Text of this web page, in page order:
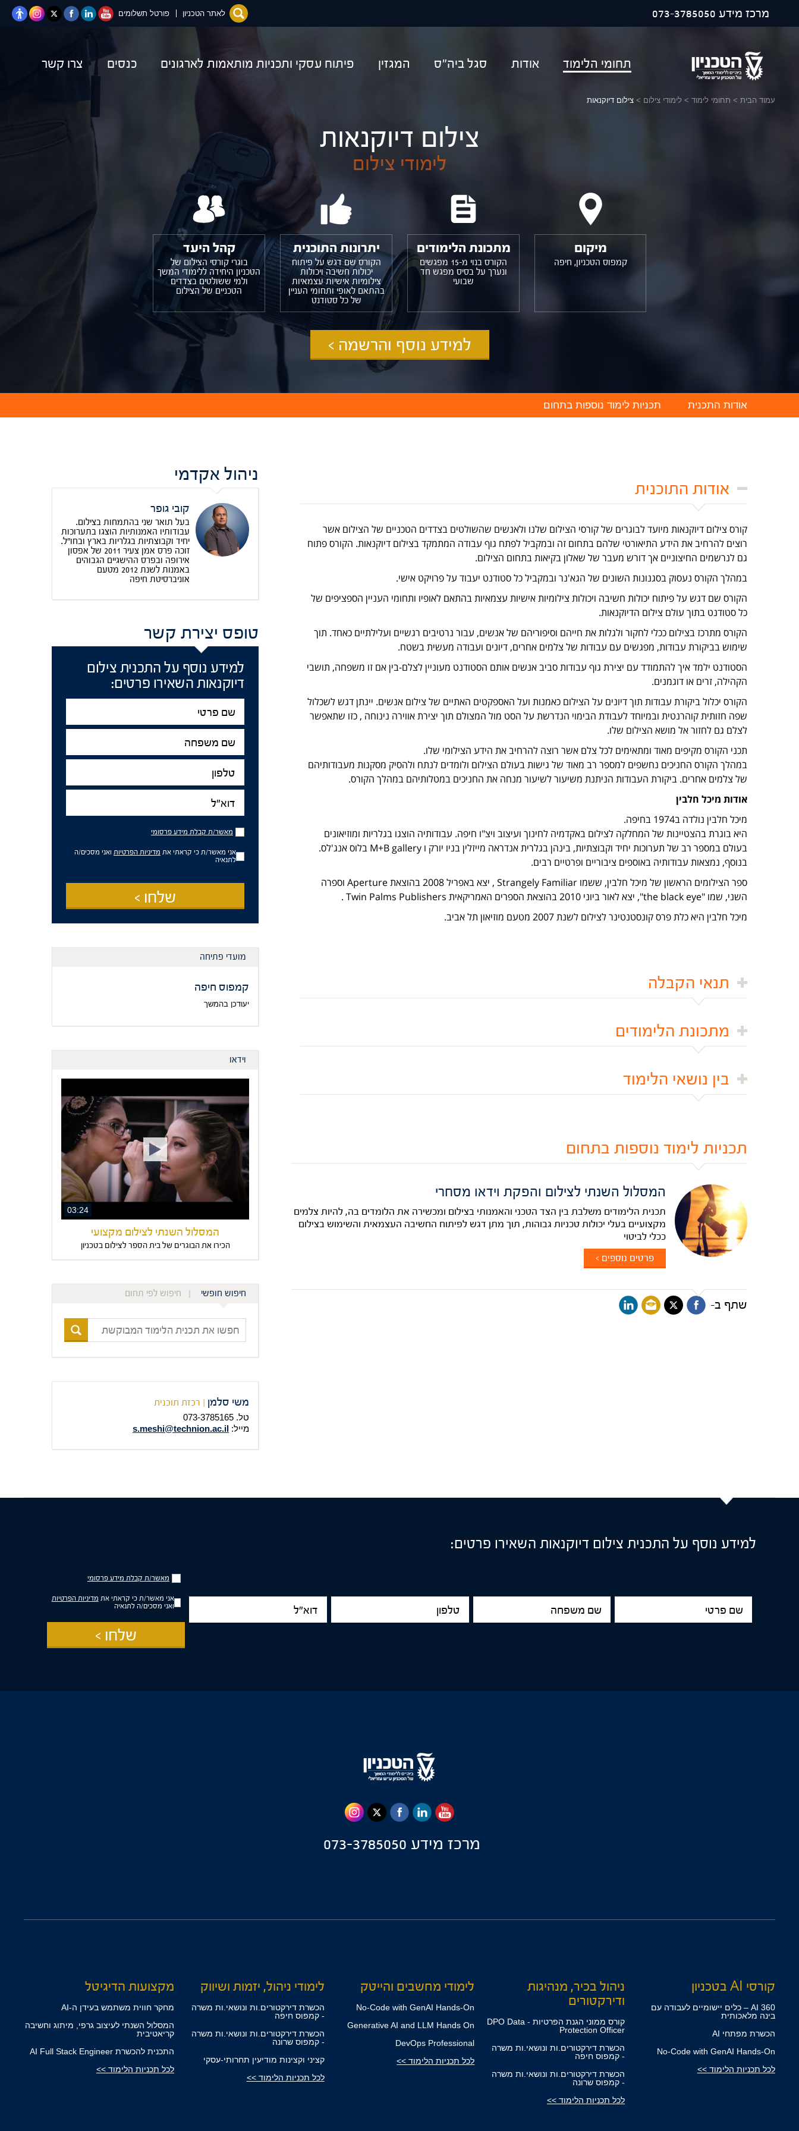
תחומי הלימוד אודות סגל ביה"ס המגזין פיתוח עסקי ותכניות מותאמות לארגונים כנסים צרו קשר
לאתר הטכניון פורטל תשלומים יוטיוב לינקדאיןפייסבוקטוויטרInstagram מרכז מידע
עמוד הבית > תחומי לימוד > לימודי צילום > צילום דיוקנאות
צילום דיוקנאות
לימודי צילום
מיקום
קמפוס הטכניון, חיפה
מתכונת הלימודים
הקורס בנוי מ-15 מפגשים
ונערך על בסיס מפגש חד
שבועי
יתרונות התוכנית
הקורס שם דגש על פיתוח
יכולות חשיבה ויכולות
צילומיות אישיות עצמאיות
בהתאם לאופי ותחומי העניין
של כל סטודנט
קהל היעד
בוגרי קורסי הצילום של
הטכניון היחידה ללימודי המשך
ולמי ששולטים בצדדים
הטכניים של הצילום
למידע נוסף והרשמה >
אודות התכנית תכניות לימוד נוספות בתחום
אודות התוכנית
קורס צילום דיוקנאות מיועד לבוגרים של קורסי הצילום שלנו ולאנשים שהשולטים בצדדים הטכניים של הצילום אשר
רוצים להרחיב את הידע התיאורטי שלהם בתחום זה ובמקביל לפתח גוף עבודה המתמקד בצילום דיוקנאות. הקורס פתוח
גם לנרשמים החיצוניים אך דורש מעבר של שאלון בקיאות בתחום הצילום.
במהלך הקורס נעסוק בסגנונות השונים של הגא'נר ובמקביל כל סטודנט יעבוד על פרויקט אישי.
הקורס שם דגש על פיתוח יכולות חשיבה ויכולות צילומיות אישיות עצמאיות בהתאם לאופיו ותחומי העניין הספציפים של
כל סטודנט בתוך עולם צילום הדיוקנאות.
הקורס מתרכז בצילום ככלי לחקור ולגלות את חייהם וסיפוריהם של אנשים, עבור נרטיבים רגשיים ועלילתיים כאחד. תוך
שימוש בביקורת עבודות, מפגשים עם עבודות של צלמים אחרים, דיונים ועבודה מעשית בשטח.
הסטודנט ילמד איך להתמודד עם יצירת גוף עבודות סביב אנשים אותם הסטודנט מעוניין לצלם-בין אם זו משפחה, תושבי
הקהילה, זרים או דוגמנים.
הקורס יכלול ביקורת עבודות תוך דיונים על הצילום כאמנות ועל האספקטים האתיים של צילום אנשים. יינתן דגש לשכלול
שפה חזותית קוהרנטית ובמיוחד לעבודת הבימוי הנדרשת על הסט מול המצולם תוך יצירת אווירה נינוחה , כזו שתאפשר
לצלם גם לחזור אל מושא הצילום שלו. ‎
תכני הקורס מקיפים מאוד ומתאימים לכל צלם אשר רוצה להרחיב את הידע הצילומי שלו.
במהלך הקורס החניכים נחשפים למספר רב מאוד של גישות בעולם הצילום ולומדים לנתח ולהסיק מסקנות מעבודותיהם
של צלמים אחרים. ביקורת העבודות הניתנת משיעור לשיעור מנחה את החניכים במטלותיהם במהלך הקורס.
אודות מיכל חלבין
מיכל חלבין נולדה ב1974 בחיפה.
היא בוגרת בהצטיינות של המחלקה לצילום באקדמיה לחינוך ועיצוב ויצ"ו חיפה. עבודותיה הוצגו בגלריות ומוזיאונים
בעולם במספר רב של תערוכות יחיד וקבוצתיות, בינהן בגלרית אנדראה מייזלין בניו יורק ו M+B gallery בלוס אנג'לס.
בנוסף, נמצאות עבודותיה באוספים ציבוריים ופרטיים רבים.
ספר הצילומים הראשון של מיכל חלבין, ששמו Strangely Familiar , יצא באפריל 2008 בהוצאת Aperture וספרה
השני, שמו "the black eye", יצא לאור ביוני 2010 בהוצאת הספרים האמריקאית Twin Palms Publishers .
מיכל חלבין היא כלת פרס קונסטנטינר לצילום לשנת 2007 מטעם מוזיאון תל אביב.
תנאי הקבלה
מתכונת הלימודים
בין נושאי הלימוד
תכניות לימוד נוספות בתחום
המסלול השנתי לצילום והפקת וידאו מסחרי
תכנית הלימודים משלבת בין הצד הטכני והאמנותי בצילום ומכשירה את הלומדים בה, להיות צלמים
מקצועיים בעלי יכולות טכניות גבוהות, תוך מתן דגש לפיתוח החשיבה העצמאית והשימוש בצילום
ככלי לביטוי
פרטים נוספים >
שתף ב-
ניהול אקדמי
קובי גופר
בעל תואר שני בהתמחות בצילום.
עבודותיו האמנותיות הוצגו בתערוכות
יחיד וקבוצתיות בגלריות בארץ ובחו"ל.
זוכה פרס אמן צעיר 2011 של אפסון
אירופה ובפרס ההישגיים הגבוהים
באמנות לשנת 2012 מטעם
אוניברסיטת חיפה
טופס יצירת קשר
למידע נוסף על התכנית צילום
דיוקנאות השאירו פרטים:
שם
פרטי
שם
משפחה
טלפון
דוא"ל
מאשר/ת
קבלת
פרסומי
מאשר/ת קבלת מידע פרסומי
אני מאשר/ת כי קראתי את מדיניות הפרטיות ואני מסכים/ה
לתנאיה
שלחו >
מועדי פתיחה
קמפוס חיפה
יעודכן בהמשך
וידאו
03:24
המסלול השנתי לצילום מקצועי
הכירו את הבוגרים של בית הספר לצילום בטכניון
חיפוש חופשי חיפוש לפי תחום
חפשו
את
תכנית
הלימוד
משי סלמן | רכזת תוכנית
טל. 073-3785165
מייל: s.meshi@technion.ac.il
למידע נוסף על התכנית צילום דיוקנאות השאירו פרטים:
פרטי
משפחה
מאשר/ת
קבלת
פרסומי
מאשר/ת קבלת מידע פרסומי
אני מאשר/ת כי קראתי את מדיניות הפרטיות
ואני מסכים/ה לתנאיה
שלחו >
מרכז מידע
קורסי AI בטכניון
360 AI – כלים יישומיים לעבודה עם
בינה מלאכותית
הכשרת מפתחי AI
No-Code with GenAI Hands-On
לכל תכניות הלימוד >>
ניהול בכיר, מנהיגות
ודירקטורים
קורס ממוני הגנת הפרטיות - DPO Data
Protection Officer
הכשרת דירקטורים.ות ונושאי.ות משרה
- קמפוס חיפה
הכשרת דירקטורים.ות ונושאי.ות משרה
- קמפוס שרונה
לכל תכניות הלימוד >>
לימודי מחשבים והייטק
No-Code with GenAI Hands-On
Generative AI and LLM Hands On
DevOps Professional
לכל תכניות הלימוד >>
לימודי ניהול, יזמות ושיווק
הכשרת דירקטורים.ות ונושאי.ות משרה
- קמפוס חיפה
הכשרת דירקטורים.ות ונושאי.ות משרה
- קמפוס שרונה
קציני וקצינות מודיעין תחרותי-עסקי
לכל תכניות הלימוד >>
מקצועות הדיגיטל
מחקר חווית משתמש בעידן ה-AI
המסלול השנתי לעיצוב גרפי, מיתוג וחשיבה
קריאטיבית
התכנית להכשרת AI Full Stack Engineer
לכל תכניות הלימוד >>